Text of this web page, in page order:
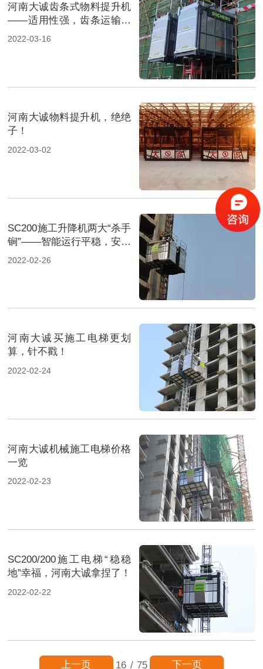
河南大诚齿条式物料提升机
——适用性强，齿条运输更
安全
2022-03-16
河南大诚物料提升机，绝绝
子！
2022-03-02
SC200施工升降机两大“杀手
锏”——智能运行平稳，安全
性能升级
2022-02-26
河南大诚买施工电梯更划
算，针不戳！
2022-02-24
河南大诚机械施工电梯价格
一览
2022-02-23
SC200/200施工电梯“稳稳
地”幸福，河南大诚拿捏了！
2022-02-22
16 / 75
上一页 下一页